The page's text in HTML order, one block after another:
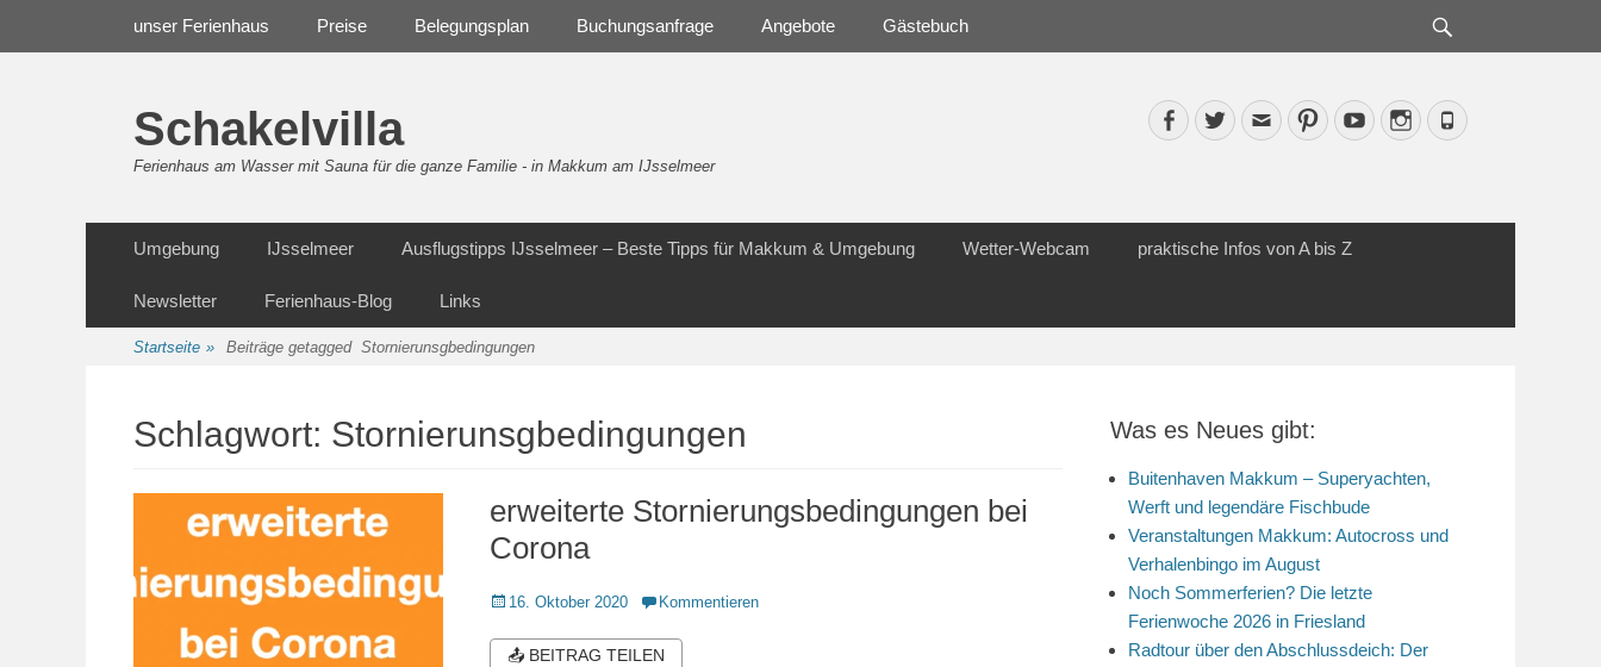
unser Ferienhaus Preise Belegungsplan Buchungsanfrage Angebote Gästebuch
Schakelvilla
Ferienhaus am Wasser mit Sauna für die ganze Familie - in Makkum am IJsselmeer
Facebook
TwitterEmailPinterestYouTubeInstagram
Phone
Inhalt
Umgebung IJsselmeer Ausflugstipps IJsselmeer – Beste Tipps für Makkum & Umgebung Wetter-Webcam praktische Infos von A bis Z
Newsletter Ferienhaus-Blog Links
Startseite » Beiträge getagged Stornierunsgbedingungen
Schlagwort: Stornierunsgbedingungen
erweiterte Stornierungsbedingungen bei
Corona
Veröffentlicht
16. Oktober 2020 Kommentieren
📤 BEITRAG TEILEN
Was es Neues gibt:
Buitenhaven Makkum – Superyachten,
Werft und legendäre Fischbude
Veranstaltungen Makkum: Autocross und
Verhalenbingo im August
Noch Sommerferien? Die letzte
Ferienwoche 2026 in Friesland
Radtour über den Abschlussdeich: Der